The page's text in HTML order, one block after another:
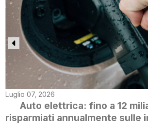
Luglio 07, 2026
Auto elettrica: fino a 12
risparmiati annualmente sulle